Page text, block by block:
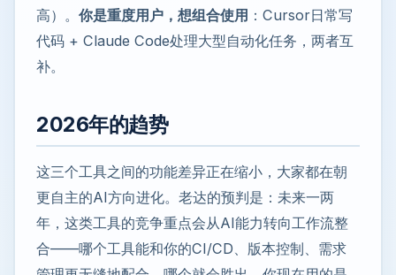
高）。 你是重度用户，想组合使用 ：Cursor日常写
代码 + Claude Code处理大型自动化任务，两者互
补。
2026年的趋势
这三个工具之间的功能差异正在缩小，大家都在朝
更自主的AI方向进化。老达的预判是：未来一两
年，这类工具的竞争重点会从AI能力转向工作流整
合——哪个工具能和你的CI/CD、版本控制、需求